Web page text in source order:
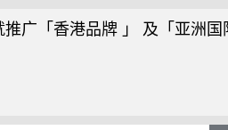
广「香港品牌 」 及「亚洲国